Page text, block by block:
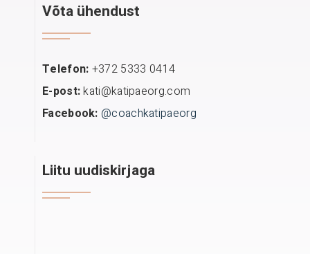
Võta ühendust
Telefon: +372 5333 0414
E-post:kati@katipaeorg.com
Facebook: @coachkatipaeorg
Liitu uudiskirjaga